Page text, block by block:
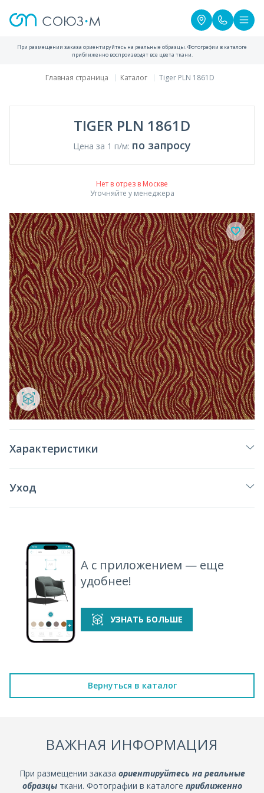
При размещении заказа ориентируйтесь на реальные образцы. Фотографии в каталоге
приближенно воспроизводят все цвета ткани.
Главная страница Каталог Tiger PLN 1861D
TIGER PLN 1861D
Цена за 1 п/м: по запросу
Нет в отрез в Москве
Уточняйте у менеджера
Характеристики
Уход
А с приложением — еще
удобнее!
УЗНАТЬ БОЛЬШЕ
Вернуться в каталог
ВАЖНАЯ ИНФОРМАЦИЯ
При размещении заказа ориентируйтесь на реальные
образцыткани. Фотографии в каталоге приближенно